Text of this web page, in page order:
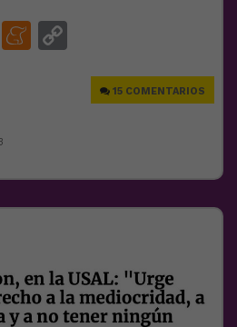
GmailMeneame
15 COMENTARIOS